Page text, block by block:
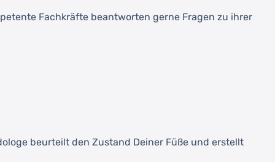
Fachkräfte beantworten gerne Fragen zu ihrer
beurteilt den Zustand Deiner Füße und erstellt